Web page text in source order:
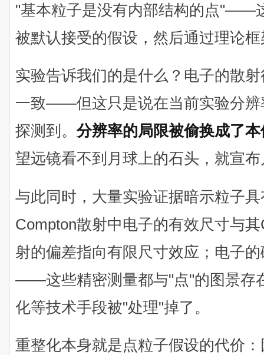
"基本粒子是没有内部结构的点"——
被默认接受的假设，然后通过理论
实验告诉我们的是什么？电子的散
一致——但这只是说在当前实验分辨
探测到。 分辨率的局限被偷换成了
望远镜看不到月球上的石头，就宣
与此同时，大量实验证据暗示粒子
Compton散射中电子的有效尺寸与
射的偏差指向有限尺寸效应；电子
——这些精密测量都与"点"的图景存
化等技术手段被"处理"掉了。
重整化本身就是点粒子假设的代价